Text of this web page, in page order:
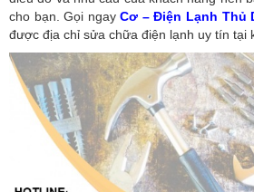
cho bạn. Gọi ngayCơ – Điện Lạnh Thủ
được địa chỉ sửa chữa điện lạnh uy tín tại